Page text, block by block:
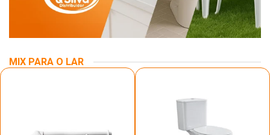
MIX PARA O LAR